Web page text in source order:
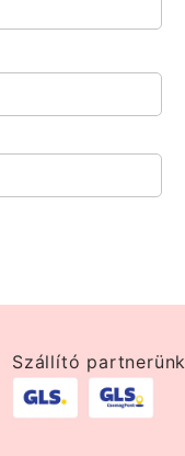
Szállító partnerünk